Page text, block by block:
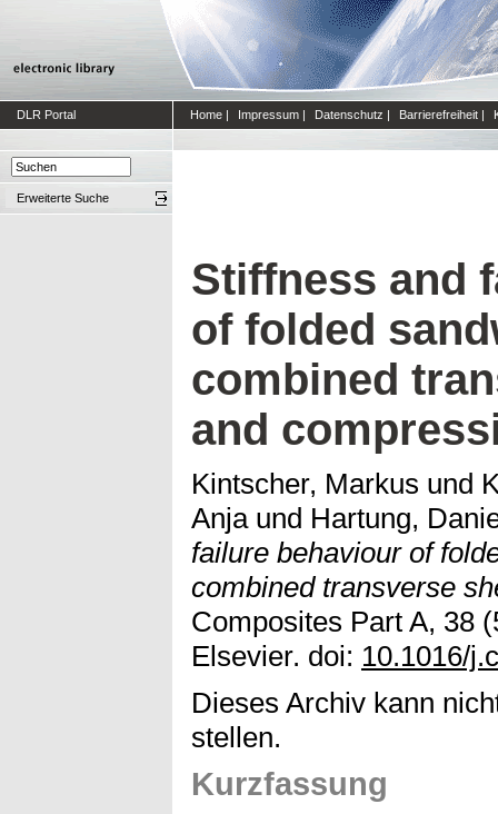
DLR Portal Home | Impressum | Datenschutz | Barrierefreiheit |
Erweiterte Suche
Stiffness and
of folded
combined
and
Kintscher, Markus und
Anjaund Hartung,
failure behaviour of
combined transverse
Composites Part A, 38
Elsevier. doi: 10.1016/
Dieses Archiv kann
stellen.
Kurzfassung